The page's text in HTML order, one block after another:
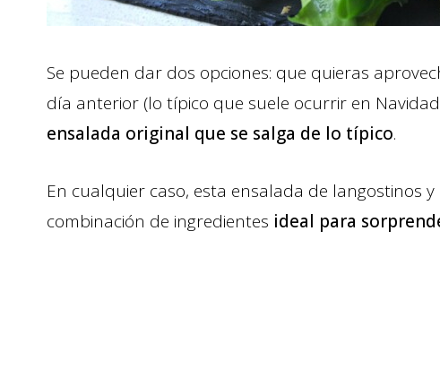
Se pueden dar dos opciones: que quieras
día anterior (lo típico que suele ocurrir en
ensalada original que se salga de lo típico.
En cualquier caso, esta ensalada de langostinos
combinación de ingredientes ideal para